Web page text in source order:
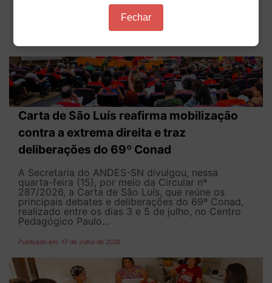
dados referentes à expansão das Instituições. Na
Circular nº 286/2026,...
Carta de São Luís reafirma mobilização
contra a extrema direita e traz
deliberações do 69º Conad
A Secretaria do ANDES-SN divulgou, nessa
quarta-feira (15), por meio da Circular nº
287/2026, a Carta de São Luís, que reúne os
principais debates e deliberações do 69º Conad,
realizado entre os dias 3 e 5 de julho, no Centro
Pedagógico Paulo...
Publicado em: 17 de Julho de 2026
Fechar